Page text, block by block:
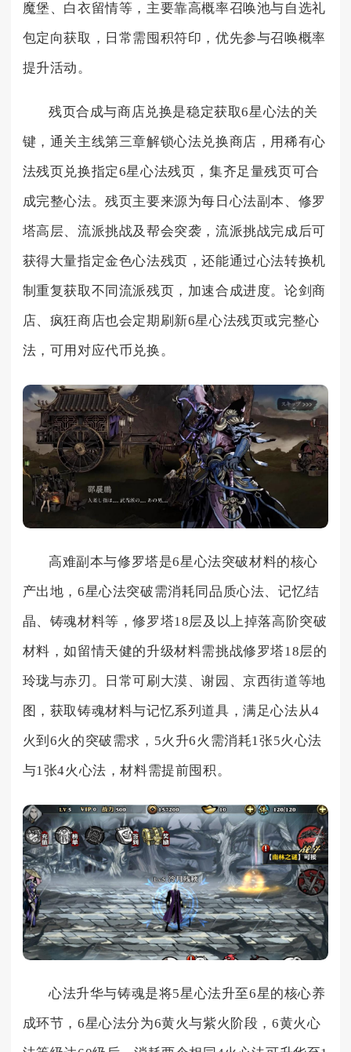
魔堡、白衣留情等，主要靠高概率召唤池与自选礼
包定向获取，日常需囤积符印，优先参与召唤概率
提升活动。
残页合成与商店兑换是稳定获取6星心法的关
键，通关主线第三章解锁心法兑换商店，用稀有心
法残页兑换指定6星心法残页，集齐足量残页可合
成完整心法。残页主要来源为每日心法副本、修罗
塔高层、流派挑战及帮会突袭，流派挑战完成后可
获得大量指定金色心法残页，还能通过心法转换机
制重复获取不同流派残页，加速合成进度。论剑商
店、疯狂商店也会定期刷新6星心法残页或完整心
法，可用对应代币兑换。
高难副本与修罗塔是6星心法突破材料的核心
产出地，6星心法突破需消耗同品质心法、记忆结
晶、铸魂材料等，修罗塔18层及以上掉落高阶突破
材料，如留情天健的升级材料需挑战修罗塔18层的
玲珑与赤刃。日常可刷大漠、谢园、京西街道等地
图，获取铸魂材料与记忆系列道具，满足心法从4
火到6火的突破需求，5火升6火需消耗1张5火心法
与1张4火心法，材料需提前囤积。
心法升华与铸魂是将5星心法升至6星的核心养
成环节，6星心法分为6黄火与紫火阶段，6黄火心